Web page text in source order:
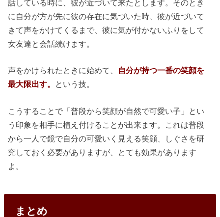
話している時に、彼が近づいて来たとします。そのとき
に自分が方が先に彼の存在に気づいた時、彼が近づいて
きて声をかけてくるまで、彼に気が付かないふりをして
女友達と会話続けます。
声をかけられたときに始めて、 自分が持つ一番の笑顔を
最大限出す。 という技。
こうすることで「普段から笑顔が自然で可愛い子」とい
う印象を相手に植え付けることが出来ます。これは普段
から一人で鏡で自分の可愛いく見える笑顔、しぐさを研
究しておく必要がありますが、とても効果があります
よ。
まとめ